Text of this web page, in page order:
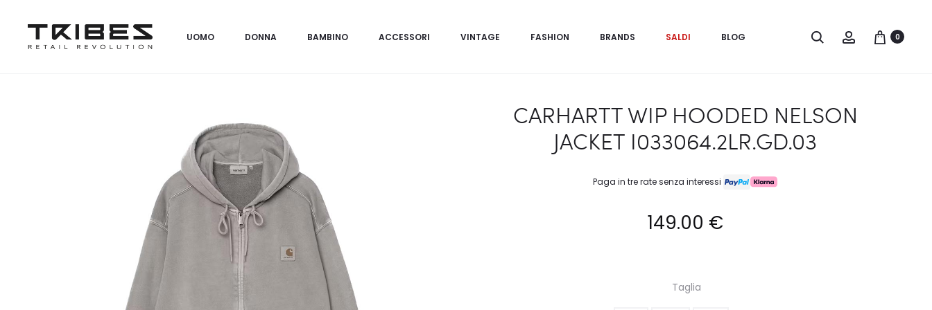
UOMO DONNA BAMBINO ACCESSORI VINTAGE FASHION BRANDS SALDI BLOG Search Account0
CARHARTT WIP HOODED NELSON
JACKET I033064.2LR.GD.03
Paga in tre rate senza interessi
149.00 €
Taglia